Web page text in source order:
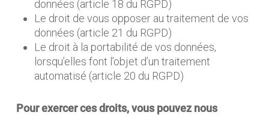
données (article 18 du RGPD)
Le droit de vous opposer au traitement de vos
données (article 21 du RGPD)
Le droit à la portabilité de vos données,
lorsqu’elles font l’objet d’un traitement
automatisé (article 20 du RGPD)
Pour exercer ces droits, vous pouvez nous